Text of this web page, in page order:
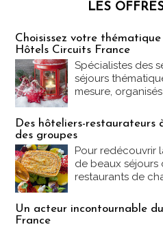
LES
Choisissez votre
Hôtels Circuits France
Spécialistes des
séjours
mesure,
Des hôteliers-restaurateurs
des groupes
Pour redécouvrir
de beaux séjours
restaurants de
Un acteur incontournable
France